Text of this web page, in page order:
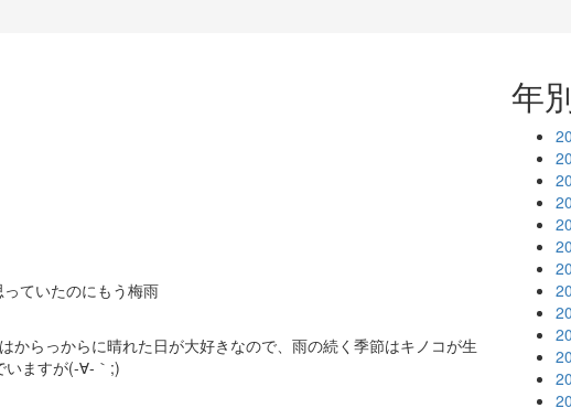
ていたのにもう梅雨
からっからに晴れた日が大好きなので、雨の続く季節はキノコが生
いますが(-∀-｀;)
年